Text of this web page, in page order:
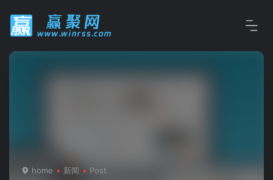
home 新闻 Post